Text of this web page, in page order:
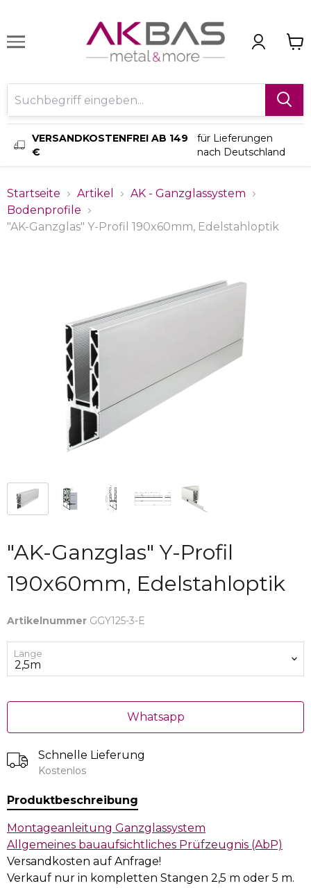
VERSANDKOSTENFREI AB 149
€
für Lieferungen
nach Deutschland
Startseite Artikel
AK - Ganzglassystem
Bodenprofile
"AK-Ganzglas" Y-Profil 190x60mm, Edelstahloptik
"AK-Ganzglas" Y-Profil
190x60mm, Edelstahloptik
Artikelnummer GGY125-3-E
Länge
Whatsapp
Schnelle Lieferung
Kostenlos
Produktbeschreibung
Montageanleitung Ganzglassystem
Allgemeines bauaufsichtliches Prüfzeugnis (AbP)
Versandkosten auf Anfrage!
Verkauf nur in kompletten Stangen 2,5 m oder 5 m.